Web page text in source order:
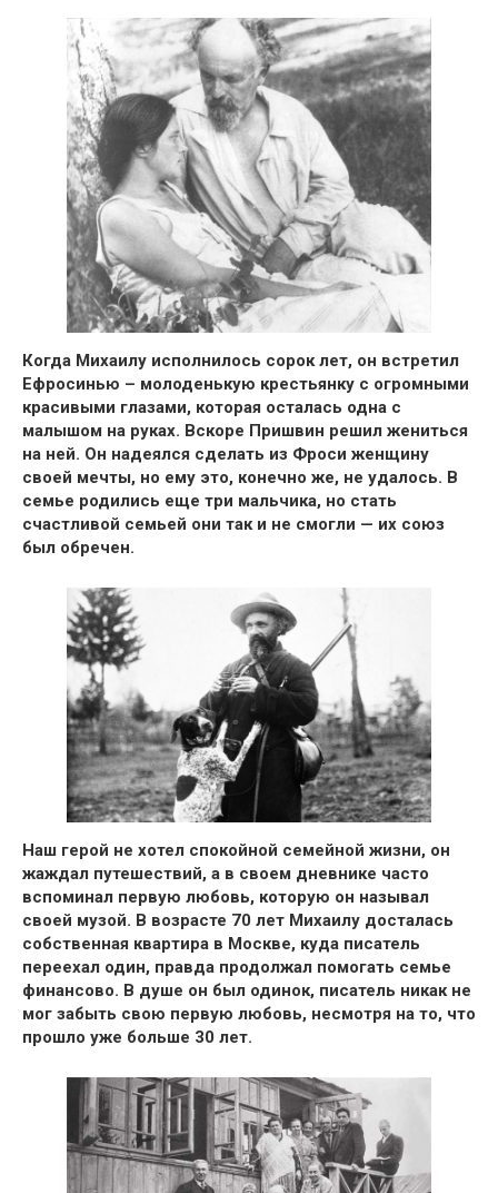
Когда Михаилу исполнилось сорок лет, он встретил
Ефросинью – молоденькую крестьянку с огромными
красивыми глазами, которая осталась одна с
малышом на руках. Вскоре Пришвин решил жениться
на ней. Он надеялся сделать из Фроси женщину
своей мечты, но ему это, конечно же, не удалось. В
семье родились еще три мальчика, но стать
счастливой семьей они так и не смогли — их союз
был обречен.
Наш герой не хотел спокойной семейной жизни, он
жаждал путешествий, а в своем дневнике часто
вспоминал первую любовь, которую он называл
своей музой. В возрасте 70 лет Михаилу досталась
собственная квартира в Москве, куда писатель
переехал один, правда продолжал помогать семье
финансово. В душе он был одинок, писатель никак не
мог забыть свою первую любовь, несмотря на то, что
прошло уже больше 30 лет.